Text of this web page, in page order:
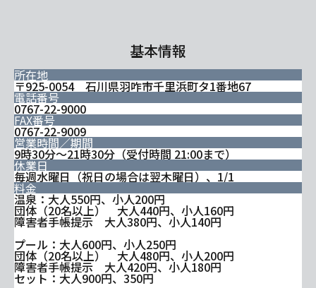
基本情報
所在地
〒925-0054 石川県羽咋市千里浜町タ1番地67
電話番号
0767-22-9000
FAX番号
0767-22-9009
営業時間／期間
9時30分～21時30分（受付時間 21:00まで）
休業日
毎週水曜日（祝日の場合は翌木曜日）、1/1
料金
温泉：大人550円、小人200円
団体（20名以上） 大人440円、小人160円
障害者手帳提示 大人380円、小人140円
プール：大人600円、小人250円
団体（20名以上） 大人480円、小人200円
障害者手帳提示 大人420円、小人180円
セット：大人900円、350円